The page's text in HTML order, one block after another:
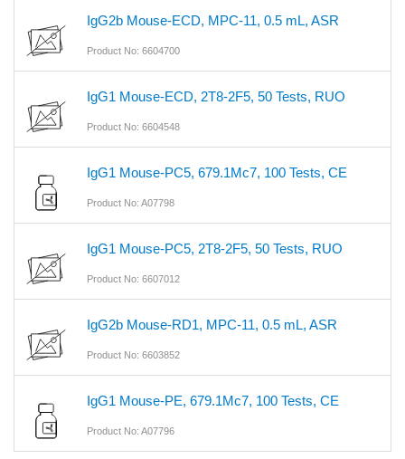
IgG2b Mouse-ECD, MPC-11, 0.5 mL, ASR
Product No: 6604700
IgG1 Mouse-ECD, 2T8-2F5, 50 Tests, RUO
Product No: 6604548
IgG1 Mouse-PC5, 679.1Mc7, 100 Tests, CE
Product No: A07798
IgG1 Mouse-PC5, 2T8-2F5, 50 Tests, RUO
Product No: 6607012
IgG2b Mouse-RD1, MPC-11, 0.5 mL, ASR
Product No: 6603852
IgG1 Mouse-PE, 679.1Mc7, 100 Tests, CE
Product No: A07796